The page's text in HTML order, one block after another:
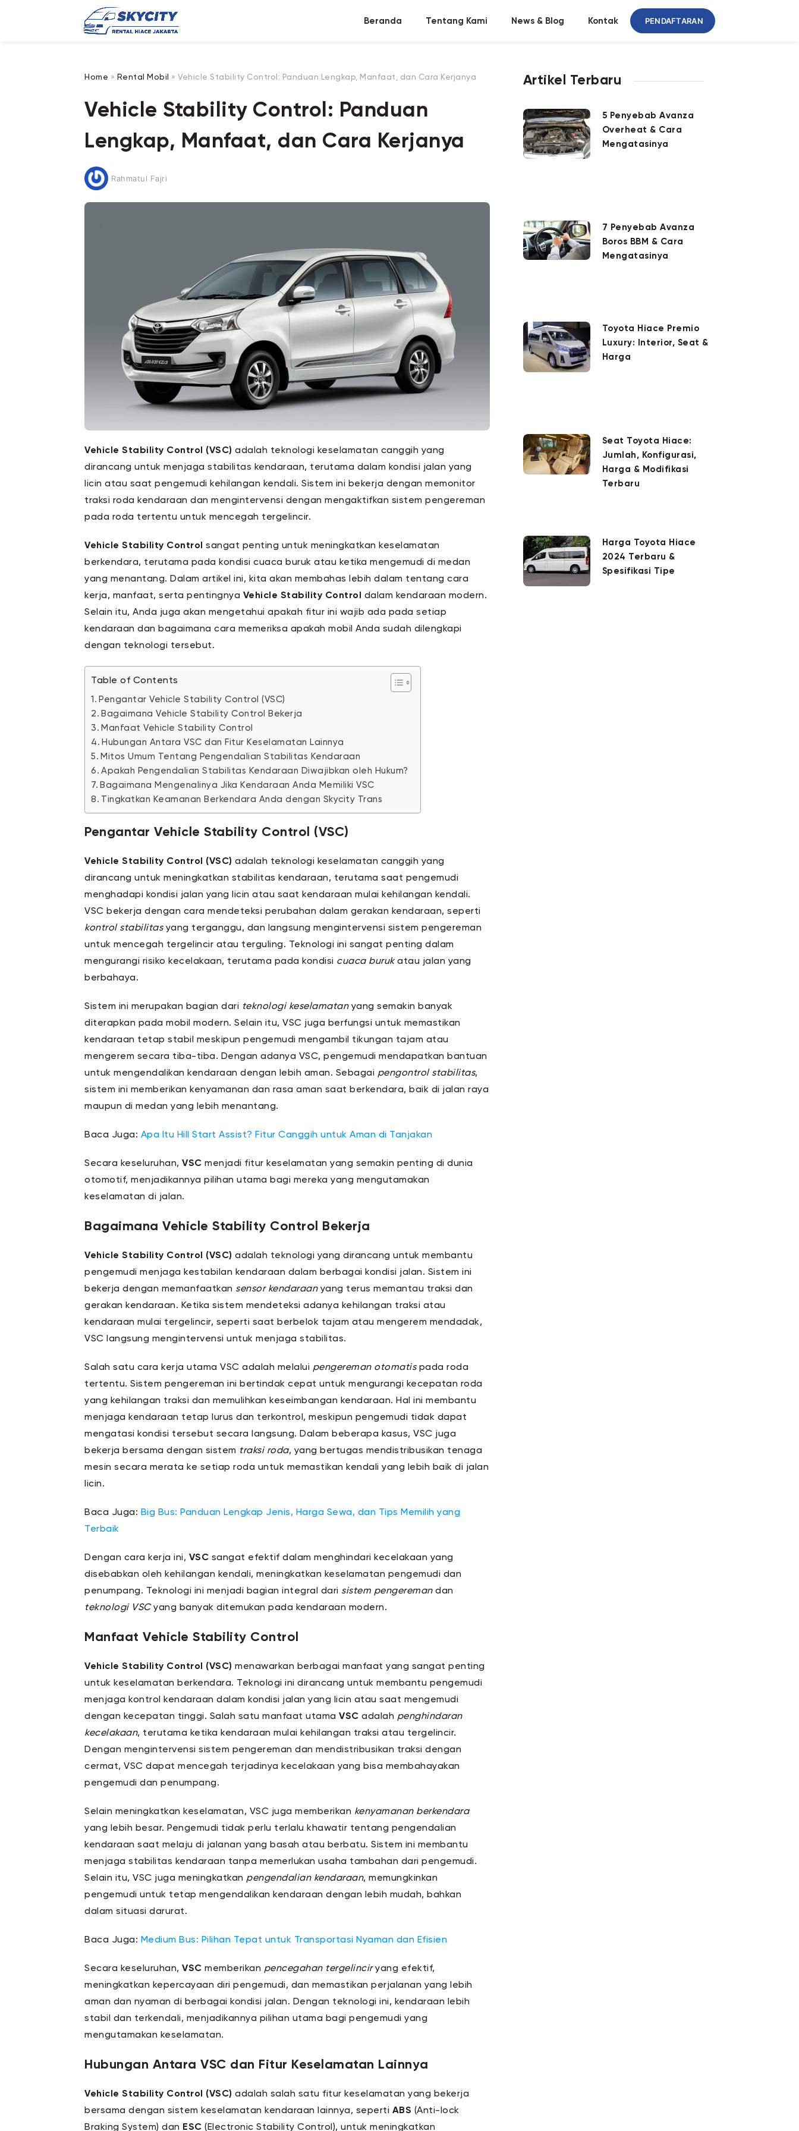
Beranda Tentang Kami News & Blog Kontak PENDAFTARAN
Home » Rental Mobil » Vehicle Stability Control: Panduan Lengkap, Manfaat, dan Cara Kerjanya
Vehicle Stability Control: Panduan
Lengkap, Manfaat, dan Cara Kerjanya
Rahmatul Fajri
Vehicle Stability Control (VSC) adalah teknologi keselamatan canggih yang
dirancang untuk menjaga stabilitas kendaraan, terutama dalam kondisi jalan yang
licin atau saat pengemudi kehilangan kendali. Sistem ini bekerja dengan memonitor
traksi roda kendaraan dan mengintervensi dengan mengaktifkan sistem pengereman
pada roda tertentu untuk mencegah tergelincir.
Vehicle Stability Control sangat penting untuk meningkatkan keselamatan
berkendara, terutama pada kondisi cuaca buruk atau ketika mengemudi di medan
yang menantang. Dalam artikel ini, kita akan membahas lebih dalam tentang cara
kerja, manfaat, serta pentingnya Vehicle Stability Control
dalam kendaraan modern.
Selain itu, Anda juga akan mengetahui apakah fitur ini wajib ada pada setiap
kendaraan dan bagaimana cara memeriksa apakah mobil Anda sudah dilengkapi
dengan teknologi tersebut.
Table of Contents
Pengantar Vehicle Stability Control (VSC)
Bagaimana Vehicle Stability Control Bekerja
Manfaat Vehicle Stability Control
Hubungan Antara VSC dan Fitur Keselamatan Lainnya
Mitos Umum Tentang Pengendalian Stabilitas Kendaraan
Apakah Pengendalian Stabilitas Kendaraan Diwajibkan oleh Hukum?
Bagaimana Mengenalinya Jika Kendaraan Anda Memiliki VSC
Tingkatkan Keamanan Berkendara Anda dengan Skycity Trans
Pengantar Vehicle Stability Control (VSC)
Vehicle Stability Control (VSC) adalah teknologi keselamatan canggih yang
dirancang untuk meningkatkan stabilitas kendaraan, terutama saat pengemudi
menghadapi kondisi jalan yang licin atau saat kendaraan mulai kehilangan kendali.
VSC bekerja dengan cara mendeteksi perubahan dalam gerakan kendaraan, seperti
kontrol stabilitasyang terganggu, dan langsung mengintervensi sistem pengereman
untuk mencegah tergelincir atau terguling. Teknologi ini sangat penting dalam
mengurangi risiko kecelakaan, terutama pada kondisi cuaca burukatau jalan yang
berbahaya.
Sistem ini merupakan bagian dari teknologi keselamatanyang semakin banyak
diterapkan pada mobil modern. Selain itu, VSC juga berfungsi untuk memastikan
kendaraan tetap stabil meskipun pengemudi mengambil tikungan tajam atau
mengerem secara tiba-tiba. Dengan adanya VSC, pengemudi mendapatkan bantuan
untuk mengendalikan kendaraan dengan lebih aman. Sebagai pengontrol stabilitas,
sistem ini memberikan kenyamanan dan rasa aman saat berkendara, baik di jalan raya
maupun di medan yang lebih menantang.
Baca Juga: Apa Itu Hill Start Assist? Fitur Canggih untuk Aman di Tanjakan
Secara keseluruhan, VSC menjadi fitur keselamatan yang semakin penting di dunia
otomotif, menjadikannya pilihan utama bagi mereka yang mengutamakan
keselamatan di jalan.
Bagaimana Vehicle Stability Control Bekerja
Vehicle Stability Control (VSC) adalah teknologi yang dirancang untuk membantu
pengemudi menjaga kestabilan kendaraan dalam berbagai kondisi jalan. Sistem ini
bekerja dengan memanfaatkan sensor kendaraanyang terus memantau traksi dan
gerakan kendaraan. Ketika sistem mendeteksi adanya kehilangan traksi atau
kendaraan mulai tergelincir, seperti saat berbelok tajam atau mengerem mendadak,
VSC langsung mengintervensi untuk menjaga stabilitas.
Salah satu cara kerja utama VSC adalah melalui pengereman otomatispada roda
tertentu. Sistem pengereman ini bertindak cepat untuk mengurangi kecepatan roda
yang kehilangan traksi dan memulihkan keseimbangan kendaraan. Hal ini membantu
menjaga kendaraan tetap lurus dan terkontrol, meskipun pengemudi tidak dapat
mengatasi kondisi tersebut secara langsung. Dalam beberapa kasus, VSC juga
bekerja bersama dengan sistem traksi roda, yang bertugas mendistribusikan tenaga
mesin secara merata ke setiap roda untuk memastikan kendali yang lebih baik di jalan
licin.
Baca Juga: Big Bus: Panduan Lengkap Jenis, Harga Sewa, dan Tips Memilih yang
Terbaik
Dengan cara kerja ini, VSC sangat efektif dalam menghindari kecelakaan yang
disebabkan oleh kehilangan kendali, meningkatkan keselamatan pengemudi dan
penumpang. Teknologi ini menjadi bagian integral dari sistem pengeremandan
teknologi VSCyang banyak ditemukan pada kendaraan modern.
Manfaat Vehicle Stability Control
Vehicle Stability Control (VSC) menawarkan berbagai manfaat yang sangat penting
untuk keselamatan berkendara. Teknologi ini dirancang untuk membantu pengemudi
menjaga kontrol kendaraan dalam kondisi jalan yang licin atau saat mengemudi
dengan kecepatan tinggi. Salah satu manfaat utama VSC adalah penghindaran
kecelakaan, terutama ketika kendaraan mulai kehilangan traksi atau tergelincir.
Dengan mengintervensi sistem pengereman dan mendistribusikan traksi dengan
cermat, VSC dapat mencegah terjadinya kecelakaan yang bisa membahayakan
pengemudi dan penumpang.
Selain meningkatkan keselamatan, VSC juga memberikan kenyamanan berkendara
yang lebih besar. Pengemudi tidak perlu terlalu khawatir tentang pengendalian
kendaraan saat melaju di jalanan yang basah atau berbatu. Sistem ini membantu
menjaga stabilitas kendaraan tanpa memerlukan usaha tambahan dari pengemudi.
Selain itu, VSC juga meningkatkan pengendalian kendaraan, memungkinkan
pengemudi untuk tetap mengendalikan kendaraan dengan lebih mudah, bahkan
dalam situasi darurat.
Baca Juga: Medium Bus: Pilihan Tepat untuk Transportasi Nyaman dan Efisien
Secara keseluruhan, VSC memberikan pencegahan tergelinciryang efektif,
meningkatkan kepercayaan diri pengemudi, dan memastikan perjalanan yang lebih
aman dan nyaman di berbagai kondisi jalan. Dengan teknologi ini, kendaraan lebih
stabil dan terkendali, menjadikannya pilihan utama bagi pengemudi yang
mengutamakan keselamatan.
Hubungan Antara VSC dan Fitur Keselamatan Lainnya
Vehicle Stability Control (VSC) adalah salah satu fitur keselamatan yang bekerja
bersama dengan sistem keselamatan kendaraan lainnya, seperti ABS (Anti-lock
Braking System) dan ESC (Electronic Stability Control), untuk meningkatkan
Artikel Terbaru
5 Penyebab Avanza
Overheat & Cara
Mengatasinya
7 Penyebab Avanza
Boros BBM & Cara
Mengatasinya
Toyota Hiace Premio
Luxury: Interior, Seat &
Harga
Seat Toyota Hiace:
Jumlah, Konfigurasi,
Harga & Modifikasi
Terbaru
Harga Toyota Hiace
2024 Terbaru &
Spesifikasi Tipe